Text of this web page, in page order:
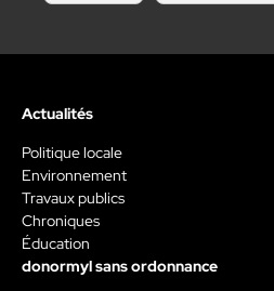
Actualités
Politique locale
Environnement
Travaux publics
Chroniques
Éducation
donormyl sans ordonnance